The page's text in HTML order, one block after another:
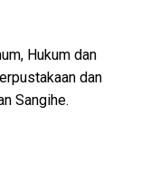
Hukum dan
dan
Sangihe.